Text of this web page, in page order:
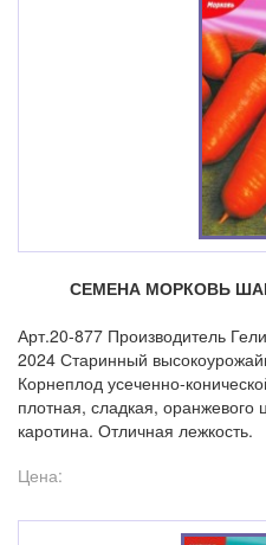
СЕМЕНА МОРКОВЬ
Арт.20-877 Производитель
2024 Старинный
Корнеплод усеченно-
плотная, сладкая,
каротина. Отличная лежкость.
Цена: